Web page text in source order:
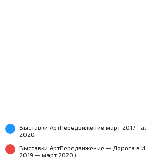
Выставки АртПередвижение март 2017 -
2020
Выставки АртПередвижение — Дорога в
2019 — март 2020)